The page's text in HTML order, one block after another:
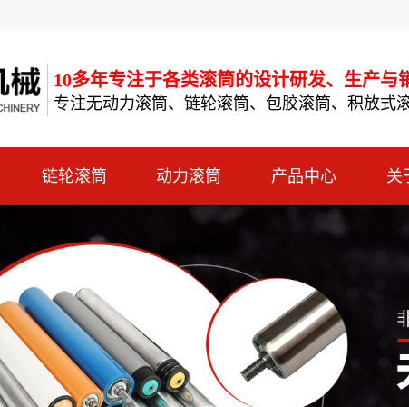
10多年专注于各类滚筒的设计研发、生产与
专注无动力滚筒、链轮滚筒、包胶滚筒、积放式
链轮滚筒 动力滚筒 产品中心 关